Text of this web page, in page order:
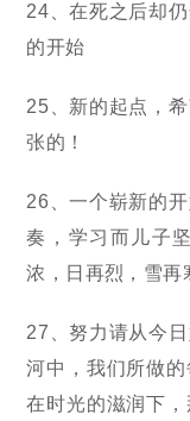
24、在死之后却
的开始
25、新的起点，
张的！
26、一个崭新的
奏，学习而儿子
浓，日再烈，雪再
27、努力请从今
河中，我们所做的
在时光的滋润下，